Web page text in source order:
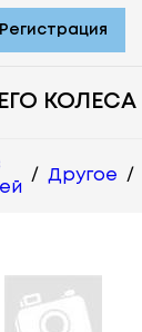
Регистрация
КОЛЕСА
/ Другое /